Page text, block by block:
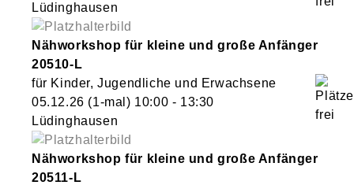
Lüdinghausen
Nähworkshop für kleine und große Anfänger
20510-L
für Kinder, Jugendliche und Erwachsene
05.12.26 (1-mal) 10:00 - 13:30
Lüdinghausen
Nähworkshop für kleine und große Anfänger
20511-L